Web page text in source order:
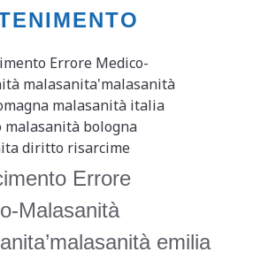
Errore
Malasanità
emilia